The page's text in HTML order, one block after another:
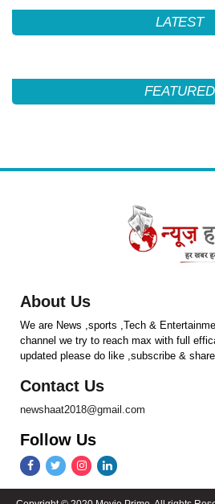
LATEST
FEATURED
About Us
We are News ,sports ,Tech &
channel we try to reach max with full
updated please do like ,subscribe & share
Contact Us
newshaat2018@gmail.com
Follow Us